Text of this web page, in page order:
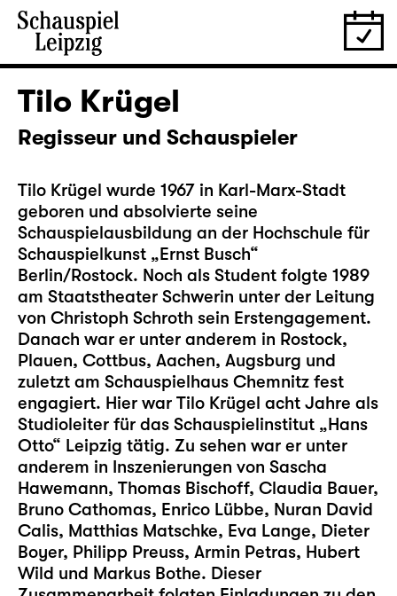
Tilo Krügel
Regisseur und Schauspieler
Tilo Krügel wurde 1967 in Karl-Marx-Stadt
geboren und absolvierte seine
Schauspielausbildung an der Hochschule für
Schauspielkunst „Ernst Busch“
Berlin/Rostock. Noch als Student folgte 1989
am Staatstheater Schwerin unter der Leitung
von Christoph Schroth sein Erstengagement.
Danach war er unter anderem in Rostock,
Plauen, Cottbus, Aachen, Augsburg und
zuletzt am Schauspielhaus Chemnitz fest
engagiert. Hier war Tilo Krügel acht Jahre als
Studioleiter für das Schauspielinstitut „Hans
Otto“ Leipzig tätig. Zu sehen war er unter
anderem in Inszenierungen von Sascha
Hawemann, Thomas Bischoff, Claudia Bauer,
Bruno Cathomas, Enrico Lübbe, Nuran David
Calis, Matthias Matschke, Eva Lange, Dieter
Boyer, Philipp Preuss, Armin Petras, Hubert
Wild und Markus Bothe. Dieser